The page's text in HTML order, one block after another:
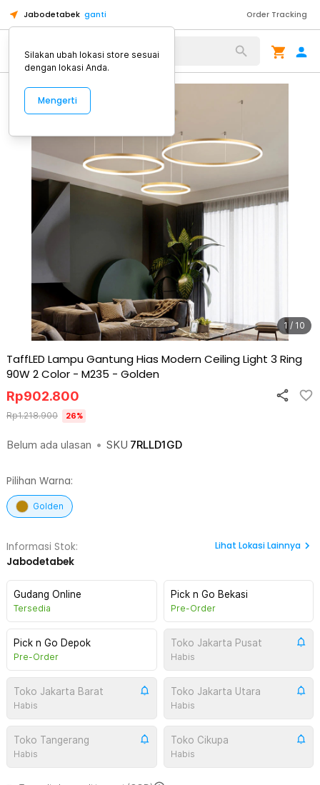
Jabodetabek ganti Order Tracking
Alat Kopi
1 / 10
TaffLED Lampu Gantung Hias Modern Ceiling Light 3 Ring
90W 2 Color - M235 - Golden
Belum ada ulasan • SKU 7RLLD1GD
Rp902.800
Rp1.218.900 26%
Pilihan Warna:
Golden
Informasi Stok:
Jabodetabek
Lihat Lokasi Lainnya
Gudang Online
Tersedia
Pick n Go Bekasi
Pre-Order
Pick n Go Depok
Pre-Order
Toko Jakarta Pusat
Habis
Toko Jakarta Barat
Habis
Toko Jakarta Utara
Habis
Toko Tangerang
Habis
Toko Cikupa
Habis
Silakan ubah lokasi store sesuai
dengan lokasi Anda.
Mengerti